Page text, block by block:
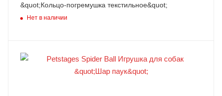
&quot;Кольцо-погремушка текстильное&quot;
Нет в наличии